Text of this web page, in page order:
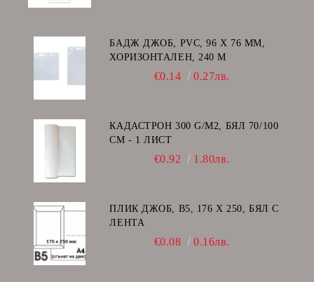
БАДЖ ДЖОБ, PVC, 96 Х 76 ММ,
ХОРИЗОНТАЛЕН, 240 Μ
€0.14 0.27лв.
КАДАСТРОН 300 G/M2, БЯЛ 70/100
СМ - 1 ЛИСТ
€0.92 1.80лв.
ПЛИК ДЖОБ, В5, 176 Х 250, БЯЛ С
ЛЕНТА
€0.08 0.16лв.